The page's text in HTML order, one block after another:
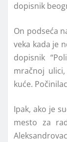
dopisnik
On podseća
veka kada je
dopisnik
mračnoj
kuće.
Ipak, ako je
mesto za